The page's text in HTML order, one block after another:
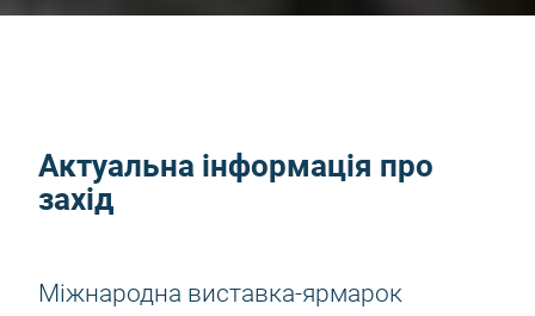
Актуальна інформація про
захід
Міжнародна виставка-ярмарок